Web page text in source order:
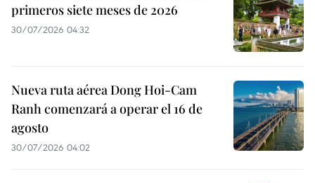
primeros siete meses de 2026
30/07/2026 04:32
Nueva ruta aérea Dong Hoi-Cam
Ranh comenzará a operar el 16 de
agosto
30/07/2026 04:02